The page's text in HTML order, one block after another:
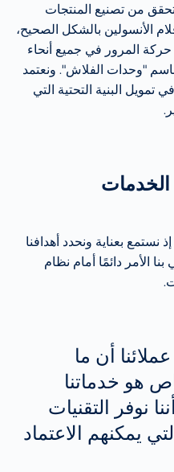
من تصنيع المنتجات
الأنسولين بالشكل الصحيح،
المرور في جميع أنحاء
"وحدات الفلاش". ونعتمد
البنية التحتية التي
الخدمات
نستمع بعناية ونحدد أهدافنا
الأمر دائمًا أمام نظام
أن ما
هو خدماتنا
نوفر التقنيات
يمكنهم الاعتماد